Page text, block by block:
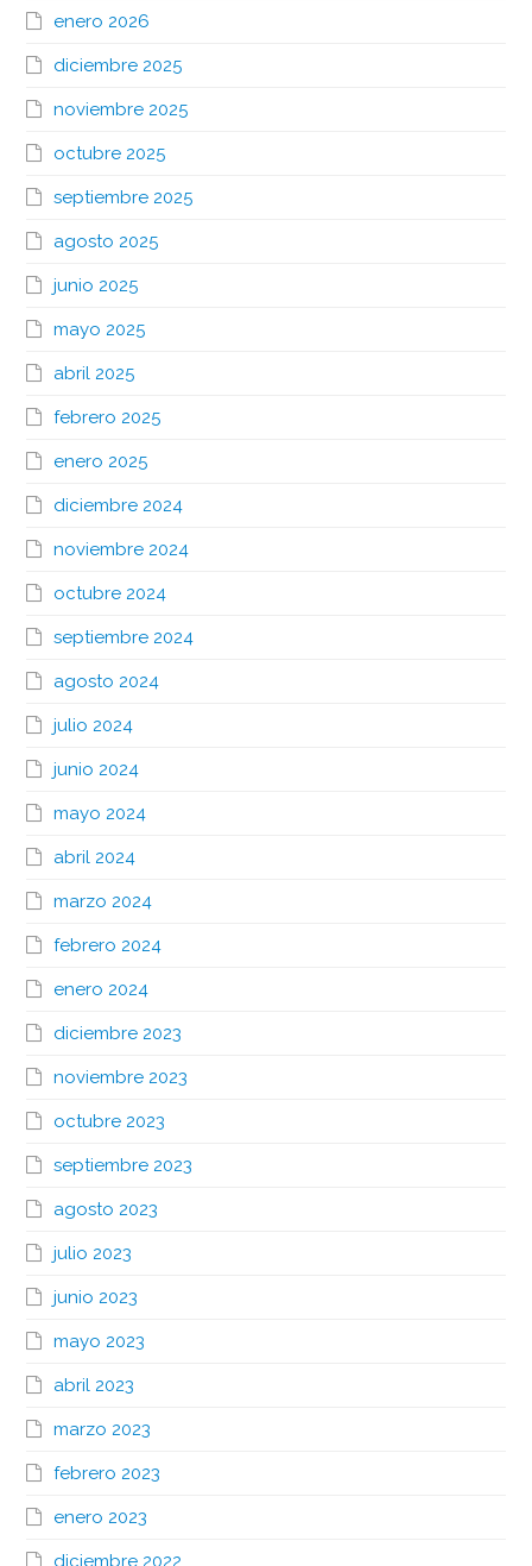
enero 2026
diciembre 2025
noviembre 2025
octubre 2025
septiembre 2025
agosto 2025
junio 2025
mayo 2025
abril 2025
febrero 2025
enero 2025
diciembre 2024
noviembre 2024
octubre 2024
septiembre 2024
agosto 2024
julio 2024
junio 2024
mayo 2024
abril 2024
marzo 2024
febrero 2024
enero 2024
diciembre 2023
noviembre 2023
octubre 2023
septiembre 2023
agosto 2023
julio 2023
junio 2023
mayo 2023
abril 2023
marzo 2023
febrero 2023
enero 2023
diciembre 2022